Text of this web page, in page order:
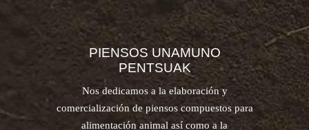
PIENSOS UNAMUNO
PENTSUAK
Nos dedicamos a la elaboración y
comercialización de piensos compuestos para
alimentación animal así como a la